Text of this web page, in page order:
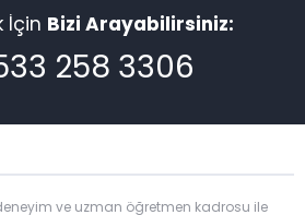
İçin Bizi Arayabilirsiniz:
258 3306
deneyim ve uzman öğretmen kadrosu ile